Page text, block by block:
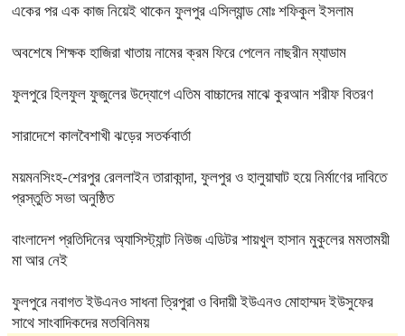
একের পর এক কাজ নিয়েই থাকেন ফুলপুর এসিল্যান্ড মোঃ শফিকুল ইসলাম
অবশেষে শিক্ষক হাজিরা খাতায় নামের ক্রম ফিরে পেলেন নাছরীন ম্যাডাম
ফুলপুরে হিলফুল ফুজুলের উদ্যোগে এতিম বাচ্চাদের মাঝে কুরআন শরীফ বিতরণ
সারাদেশে কালবৈশাখী ঝড়ের সতর্কবার্তা
ময়মনসিংহ-শেরপুর রেললাইন তারাকান্দা, ফুলপুর ও হালুয়াঘাট হয়ে নির্মাণের দাবিতে
প্রস্তুতি সভা অনুষ্ঠিত
বাংলাদেশ প্রতিদিনের অ্যাসিস্ট্যান্ট নিউজ এডিটর শায়খুল হাসান মুকুলের মমতাময়ী
মা আর নেই
ফুলপুরে নবাগত ইউএনও সাধনা ত্রিপুরা ও বিদায়ী ইউএনও মোহাম্মদ ইউসুফের
সাথে সাংবাদিকদের মতবিনিময়